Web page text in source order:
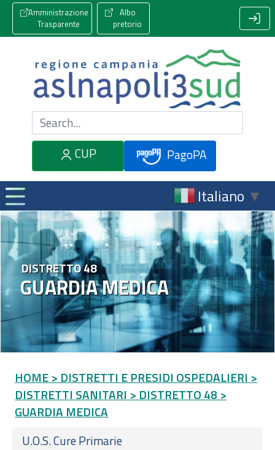
Amministrazione
Trasparente
Albo
pretorio
Cerca nel sito
CUP
PagoPA
Italiano ▼
GUARDIA MEDICA
DISTRETTO 48
HOME > DISTRETTI E PRESIDI OSPEDALIERI >
DISTRETTI SANITARI > DISTRETTO 48 >
GUARDIA MEDICA
U.O.S. Cure Primarie